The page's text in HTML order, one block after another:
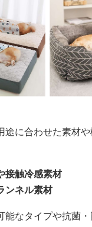
途に合わせた素材
接触冷感素材
ンネル素材
能なタイプや抗菌